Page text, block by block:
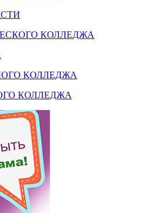
КОЛЛЕДЖА
КОЛЛЕДЖА
КОЛЛЕДЖА